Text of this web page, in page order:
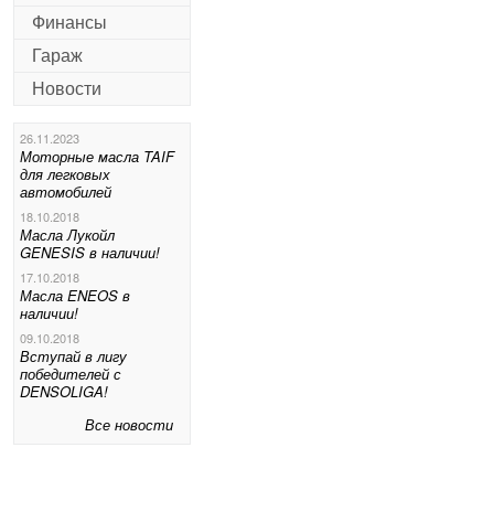
Финансы
Гараж
Новости
26.11.2023
Моторные масла TAIF
для легковых
автомобилей
18.10.2018
Масла Лукойл
GENESIS в наличии!
17.10.2018
Масла ENEOS в
наличии!
09.10.2018
Вступай в лигу
победителей с
DENSOLIGA!
Все новости